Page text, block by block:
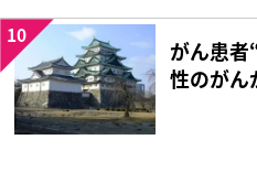
がん患者
性のがん
10